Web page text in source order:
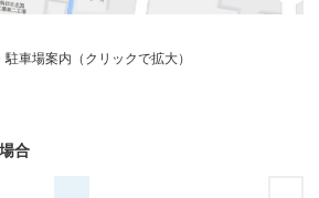
駐車場案内（クリックで拡大）
合